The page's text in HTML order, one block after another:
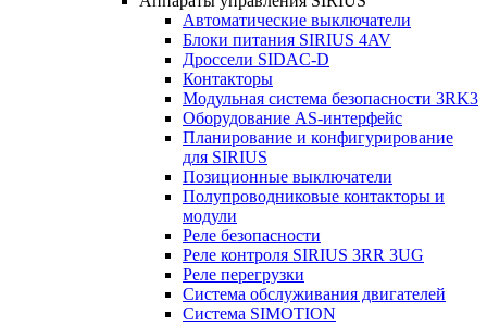
Автоматические выключатели
Блоки питания SIRIUS 4AV
Дроссели SIDAC-D
Контакторы
Модульная система безопасности 3RK3
Оборудование AS-интерфейс
Планирование и конфигурирование
для SIRIUS
Позиционные выключатели
Полупроводниковые контакторы и
модули
Реле безопасности
Реле контроля SIRIUS 3RR 3UG
Реле перегрузки
Сиcтема обслуживания двигателей
Система SIMOTION